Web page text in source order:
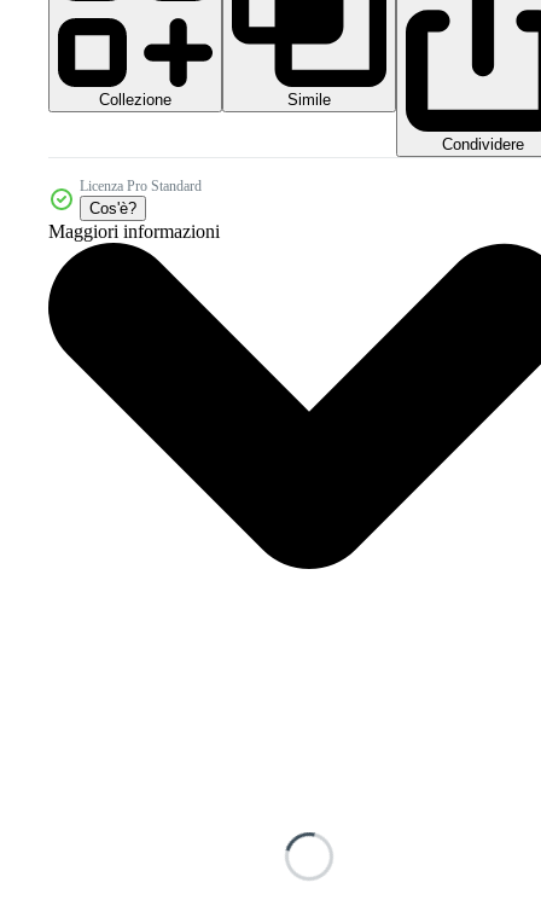
Collezione Simile
Condividere
Licenza Pro Standard
Cos'è?
Maggiori informazioni